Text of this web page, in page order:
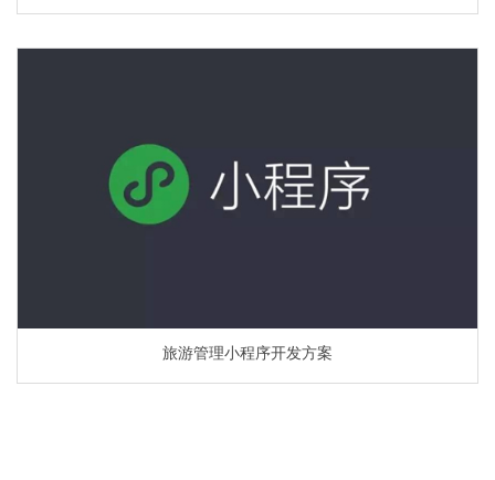
旅游管理小程序开发方案